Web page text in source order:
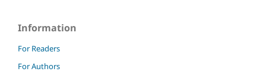
Information
For Readers
For Authors